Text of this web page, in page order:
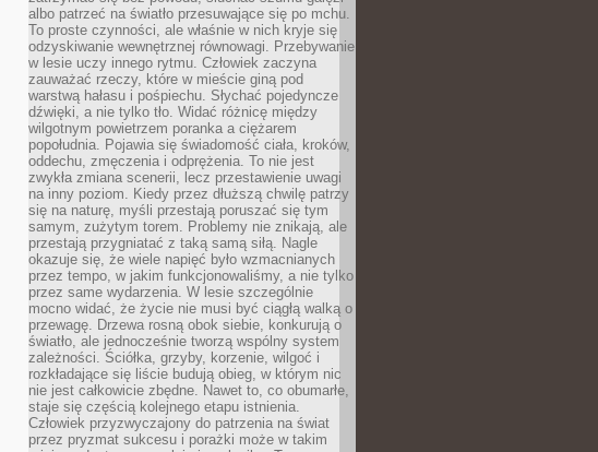
albo patrzeć na światło przesuwające się po mchu.
To proste czynności, ale właśnie w nich kryje się
odzyskiwanie wewnętrznej równowagi. Przebywanie
w lesie uczy innego rytmu. Człowiek zaczyna
zauważać rzeczy, które w mieście giną pod
warstwą hałasu i pośpiechu. Słychać pojedyncze
dźwięki, a nie tylko tło. Widać różnicę między
wilgotnym powietrzem poranka a ciężarem
popołudnia. Pojawia się świadomość ciała, kroków,
oddechu, zmęczenia i odprężenia. To nie jest
zwykła zmiana scenerii, lecz przestawienie uwagi
na inny poziom. Kiedy przez dłuższą chwilę patrzy
się na naturę, myśli przestają poruszać się tym
samym, zużytym torem. Problemy nie znikają, ale
przestają przygniatać z taką samą siłą. Nagle
okazuje się, że wiele napięć było wzmacnianych
przez tempo, w jakim funkcjonowaliśmy, a nie tylko
przez same wydarzenia. W lesie szczególnie
mocno widać, że życie nie musi być ciągłą walką o
przewagę. Drzewa rosną obok siebie, konkurują o
światło, ale jednocześnie tworzą wspólny system
zależności. Ściółka, grzyby, korzenie, wilgoć i
rozkładające się liście budują obieg, w którym nic
nie jest całkowicie zbędne. Nawet to, co obumarłe,
staje się częścią kolejnego etapu istnienia.
Człowiek przyzwyczajony do patrzenia na świat
przez pryzmat sukcesu i porażki może w takim